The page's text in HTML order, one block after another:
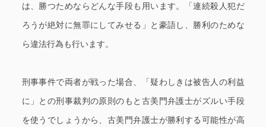
は、勝つためならどんな手段も用います。「連続殺人犯だ
ろうが絶対に無罪にしてみせる」と豪語し、勝利のためな
ら違法行為も行います。
刑事事件で両者が戦った場合、「疑わしきは被告人の利益
に」との刑事裁判の原則のもと古美門弁護士がズルい手段
を使うでしょうから、古美門弁護士が勝利する可能性が高